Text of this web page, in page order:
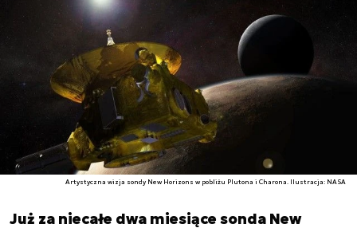
Artystyczna wizja sondy New Horizons w pobliżu Plutona i Charona. Ilustracja: NASA
Już za niecałe dwa miesiące sonda New